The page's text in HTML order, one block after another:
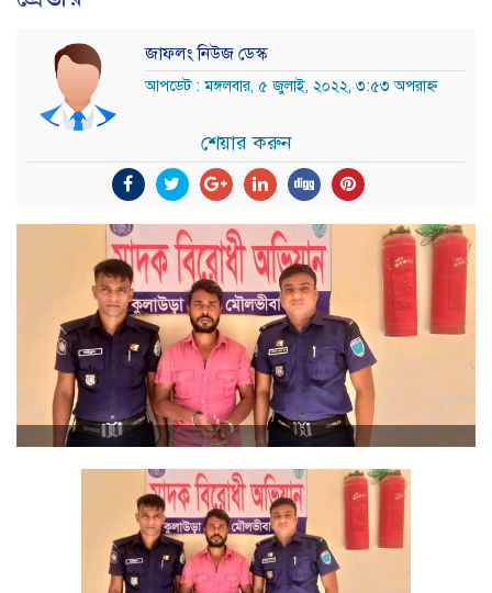
জাফলং নিউজ ডেস্ক
আপডেট : মঙ্গলবার, ৫ জুলাই, ২০২২, ৩:৫৩ অপরাহ্ন
শেয়ার করুন